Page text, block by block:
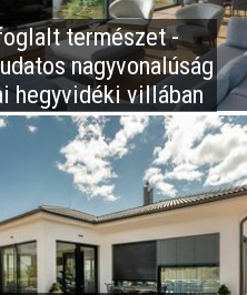
természet -
nagyvonalúság
hegyvidéki villában